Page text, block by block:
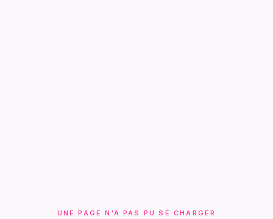
UNE PAGE N'A PAS PU SE CHARGER